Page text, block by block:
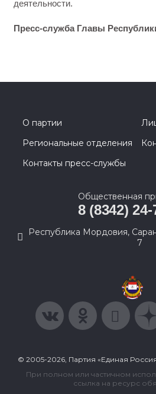
деятельности.
Пресс-служба Главы
О партии
Региональные отделения
Контакты пресс-службы
Общественная
8 (8342) 24-
Республика Мордовия,
7
© 2005-2026, Партия «Единая
При полном или частичном
ссылка на ресурс